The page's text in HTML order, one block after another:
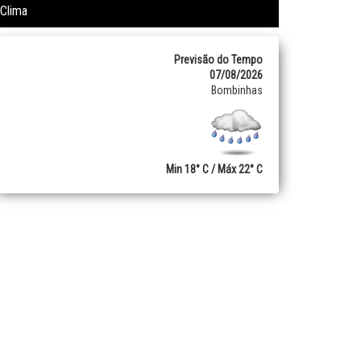
Clima
Previsão do Tempo
07/08/2026
Bombinhas
Min 18° C / Máx 22° C